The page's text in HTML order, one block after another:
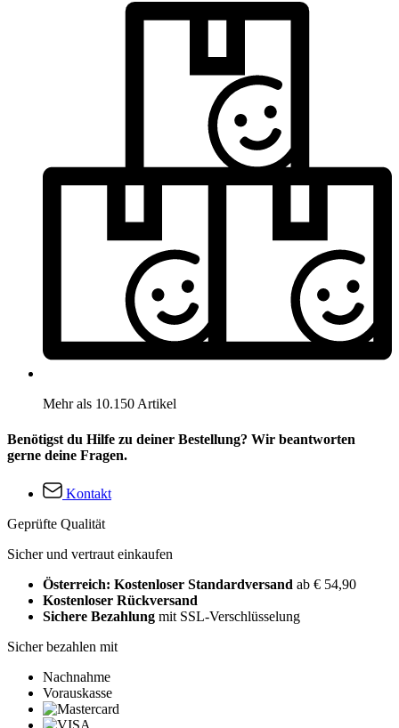
Mehr als 10.150 Artikel
Benötigst du Hilfe zu deiner Bestellung? Wir beantworten
gerne deine Fragen.
Kontakt
Geprüfte Qualität
Sicher und vertraut einkaufen
Österreich: Kostenloser Standardversand ab € 54,90
Kostenloser Rückversand
Sichere Bezahlung mit SSL-Verschlüsselung
Sicher bezahlen mit
Nachnahme
Vorauskasse